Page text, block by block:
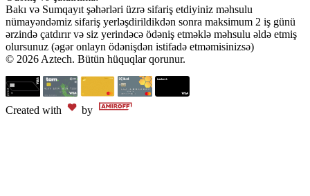
Bakı və Sumqayıt şəhərləri üzrə sifariş etdiyiniz məhsulu
nümayəndəmiz sifariş yerləşdirildikdən sonra maksimum 2 iş günü
ərzində çatdırır və siz yerindəcə ödəniş etməklə məhsulu əldə etmiş
olursunuz (əgər onlayn ödənişdən istifadə etməmisinizsə)
© 2026 Aztech. Bütün hüquqlar qorunur.
Created with by